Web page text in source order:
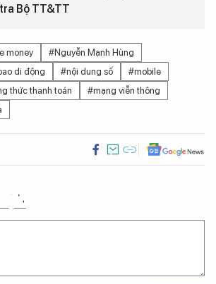
Bộ TT&TT
money
#Nguyễn Mạnh Hùng
di động
#nội dung số
#mobile
thức thanh toán
#mạng viễn thông